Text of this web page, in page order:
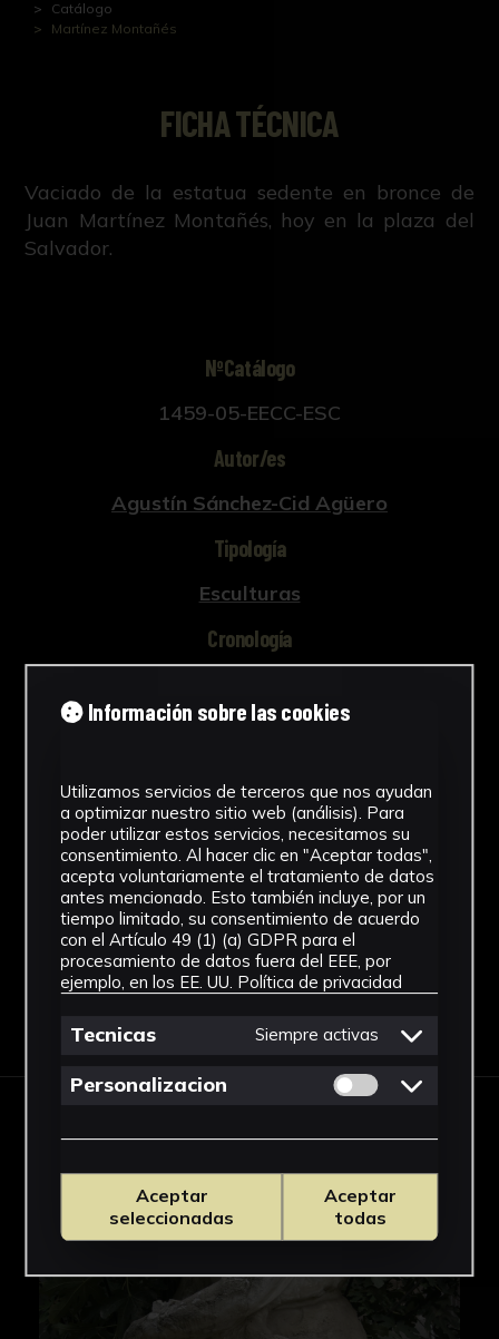
Catálogo
Martínez Montañés
FICHA TÉCNICA
Vaciado de la estatua sedente en bronce de
Juan Martínez Montañés, hoy en la plaza del
Salvador.
NºCatálogo
1459-05-EECC-ESC
Autor/es
Agustín Sánchez-Cid Agüero
Tipología
Esculturas
Cronología
Estilo
Técnica
Técnica mixta
Ver más
IMÁGENES
Información sobre las cookies
Utilizamos servicios de terceros que nos ayudan
a optimizar nuestro sitio web (análisis). Para
poder utilizar estos servicios, necesitamos su
consentimiento. Al hacer clic en "Aceptar todas",
acepta voluntariamente el tratamiento de datos
antes mencionado. Esto también incluye, por un
tiempo limitado, su consentimiento de acuerdo
con el Artículo 49 (1) (a) GDPR para el
procesamiento de datos fuera del EEE, por
ejemplo, en los EE. UU. Política de privacidad
Tecnicas Siempre activas
Personalizacion Permitir cookies
Aceptar
seleccionadas
Aceptar
todas